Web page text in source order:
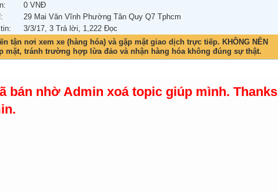
0 VNĐ
29 Mai Văn Vĩnh Phường Tân Quy Q7 Tphcm
3/3/17, 3 Trả lời, 1,222 Đọc
tận nơi xem xe (hàng hóa) và gặp mặt giao dịch trực tiếp. KHÔNG NÊN
mặt, tránh trường hợp lừa đảo và nhận hàng hóa không đúng sự thật.
bán nhờ Admin xoá topic giúp mình. Thanks